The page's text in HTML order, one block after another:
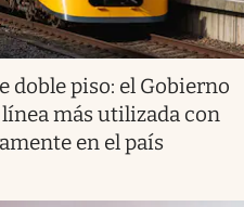
doble piso: el Gobierno
más utilizada con
en el país